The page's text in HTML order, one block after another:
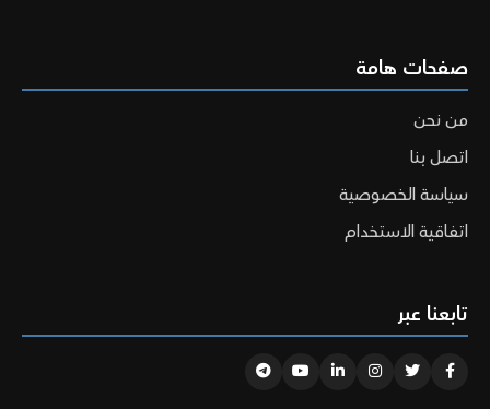
صفحات هامة
من نحن
اتصل بنا
سياسة الخصوصية
اتفاقية الاستخدام
تابعنا عبر
Facebook
Twitter
Instagram
Linkedin
Youtube
Telegram